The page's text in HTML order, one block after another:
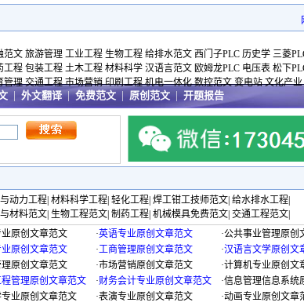
范文 旅游管理 工业工程 生物工程 给排水范文 西门子PLC 历史学 三菱
工程 包装工程 土木工程 材料科学 汉语言范文 欧姆龙PLC 电压表 松下
管理 交通工程 市场营销 印刷工程 机电一体化 数控范文 变电站 文化产业
外文翻译 | 免费范文 原创范文 开题报告
动力工程 材料科学工程 轻化工程 焊工钳工技师范文 给水排水工程
材料范文 生物工程范文 制药工程 机械模具免费范文 交通工程范文
原创文章范文 ·英语专业原创文章范文 ·公共事业管理原创
原创文章范文 ·工商管理原创文章范文 ·汉语言文学原创文
原创文章范文 ·市场营销原创文章范文 ·计算机专业原创文
管理原创文章范文 ·财务会计专业原创文章范文 ·信息管理信息系统
业原创文章范文 ·表演专业原创文章范文 ·动画专业原创文章